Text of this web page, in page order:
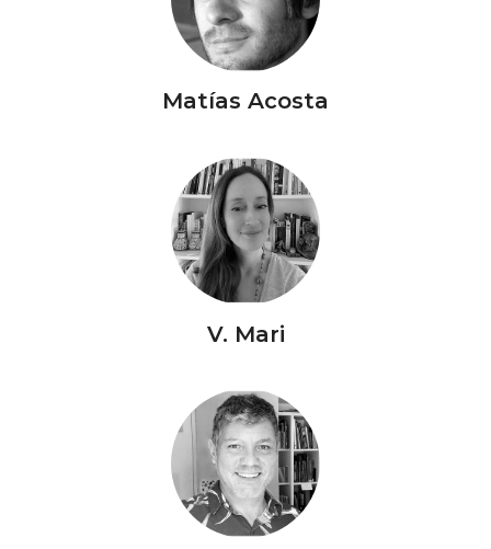
Matías Acosta
V. Mari